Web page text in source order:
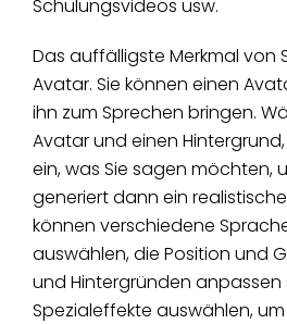
Schulungsvideos usw.
Das auffälligste Merkmal von
Avatar. Sie können einen
ihn zum Sprechen bringen.
Avatar und einen
ein, was Sie sagen möchten,
generiert dann ein
können verschiedene
auswählen, die Position und
und Hintergründen anpassen
Spezialeffekte auswählen,